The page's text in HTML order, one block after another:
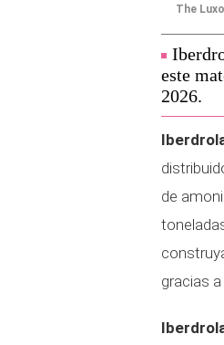
The
este
2026.
de
gracias